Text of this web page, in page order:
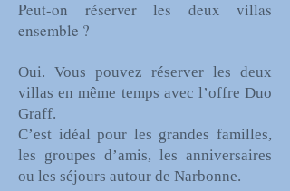
Peut-on réserver les deux villas
ensemble ?
Oui. Vous pouvez réserver les deux
villas en même temps avec l’offre Duo
Graff.
C’est idéal pour les grandes familles,
les groupes d’amis, les anniversaires
ou les séjours autour de Narbonne.